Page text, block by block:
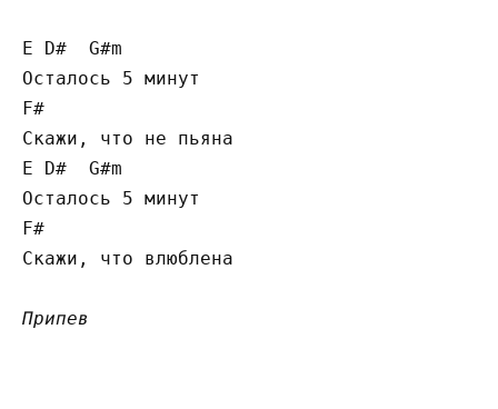
E D#  G#m
Осталось 5 минут
F#
Скажи, что не пьяна
E D#  G#m
Осталось 5 минут
F#
Скажи, что влюблена
Припев